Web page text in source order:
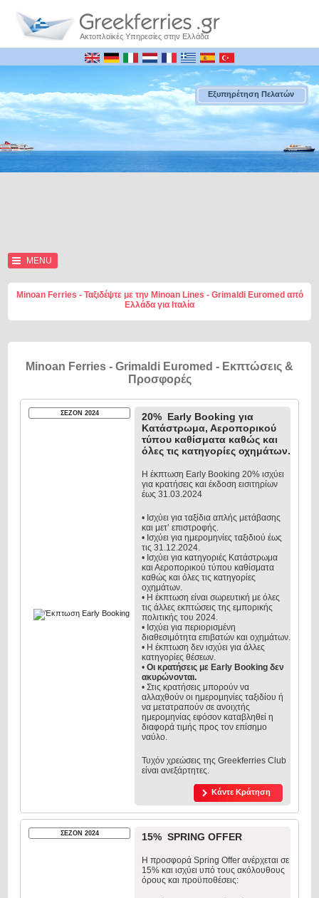
Ακτοπλοϊκές Υπηρεσίες στην Ελλάδα
Εξυπηρέτηση Πελατών
MENU
Minoan Ferries - Ταξιδέψτε με την Minoan Lines - Grimaldi Euromed από
Ελλάδα για Ιταλία
Minoan Ferries - Grimaldi Euromed - Εκπτώσεις &
Προσφορές
ΣΕΖΟΝ 2024
20% Early Booking για
Κατάστρωμα, Αεροπορικού
τύπου καθίσματα καθώς και
όλες τις κατηγορίες οχημάτων.
Η έκπτωση Early Booking 20% ισχύει
για κρατήσεις και έκδοση εισιτηρίων
έως 31.03.2024
• Ισχύει για ταξίδια απλής μετάβασης
και μετ’ επιστροφής.
• Ισχύει για ημερομηνίες ταξιδιού έως
τις 31.12.2024.
• Ισχύει για κατηγοριές Κατάστρωμα
και Αεροπορικού τύπου καθίσματα
καθώς και όλες τις κατηγορίες
οχημάτων.
• Η έκπτωση είναι σωρευτική με όλες
τις άλλες εκπτώσεις της εμπορικής
πολιτικής του 2024.
• Ισχύει για περιορισμένη
διαθεσιμότητα επιβατών και οχημάτων.
• Η έκπτωση δεν ισχύει για άλλες
κατηγορίες θέσεων.
• Οι κρατήσεις με Early Booking δεν
ακυρώνονται.
• Στις κρατήσεις μπορούν να
αλλαχθούν οι ημερομηνίες ταξιδίου ή
να μετατραπούν σε ανοιχτής
ημερομηνίας εφόσον καταβληθεί η
διαφορά τιμής προς τον επίσημο
ναύλο.
Τυχόν χρεώσεις της Greekferries Club
είναι ανεξάρτητες.
Κάντε Κράτηση
ΣΕΖΟΝ 2024 15% SPRING OFFER
Η προσφορά Spring Offer ανέρχεται σε
15% και ισχύει υπό τους ακόλουθους
όρους και προϋποθέσεις: